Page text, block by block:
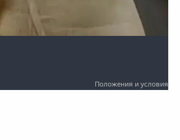
Положения и условия